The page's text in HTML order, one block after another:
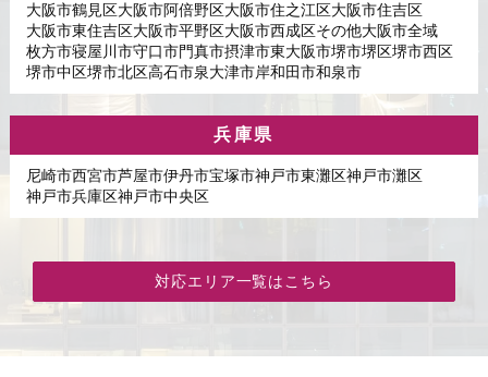
大阪市鶴見区大阪市阿倍野区大阪市住之江区大阪市住吉区
大阪市東住吉区大阪市平野区大阪市西成区その他大阪市全域
枚方市寝屋川市守口市門真市摂津市東大阪市堺市堺区堺市西区
堺市中区堺市北区高石市泉大津市岸和田市和泉市
兵庫県
尼崎市西宮市芦屋市伊丹市宝塚市神戸市東灘区神戸市灘区
神戸市兵庫区神戸市中央区
対応エリア一覧はこちら